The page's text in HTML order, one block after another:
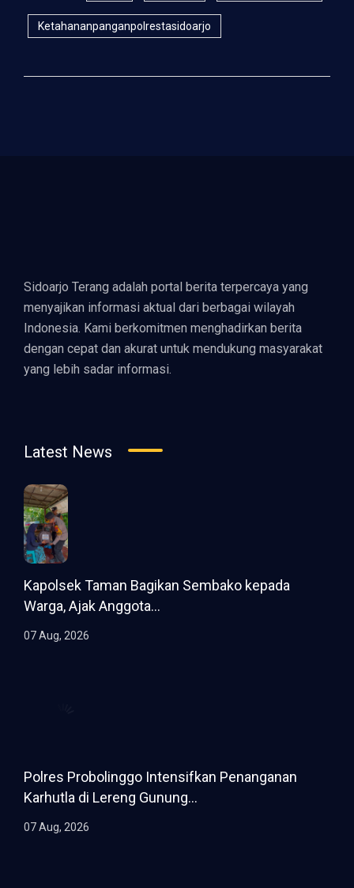
Ketahananpanganpolrestasidoarjo
Sidoarjo Terang adalah portal berita terpercaya yang
menyajikan informasi aktual dari berbagai wilayah
Indonesia. Kami berkomitmen menghadirkan berita
dengan cepat dan akurat untuk mendukung masyarakat
yang lebih sadar informasi.
Latest News
Kapolsek Taman Bagikan Sembako kepada
Warga, Ajak Anggota...
07 Aug, 2026
Polres Probolinggo Intensifkan Penanganan
Karhutla di Lereng Gunung...
07 Aug, 2026